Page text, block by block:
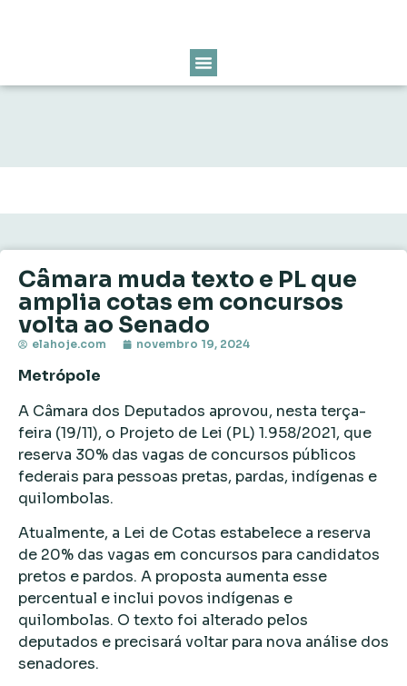
Câmara muda texto e PL que
amplia cotas em concursos
volta ao Senado
elahoje.com novembro 19, 2024
Metrópole
A Câmara dos Deputados aprovou, nesta terça-
feira (19/11), o Projeto de Lei (PL) 1.958/2021, que
reserva 30% das vagas de concursos públicos
federais para pessoas pretas, pardas, indígenas e
quilombolas.
Atualmente, a Lei de Cotas estabelece a reserva
de 20% das vagas em concursos para candidatos
pretos e pardos. A proposta aumenta esse
percentual e inclui povos indígenas e
quilombolas. O texto foi alterado pelos
deputados e precisará voltar para nova análise dos
senadores.